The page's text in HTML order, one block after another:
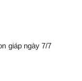
giáp ngày 7/7